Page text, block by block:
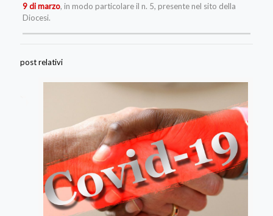
9 di marzo, in modo particolare il n. 5, presente nel sito della
Diocesi.
post relativi